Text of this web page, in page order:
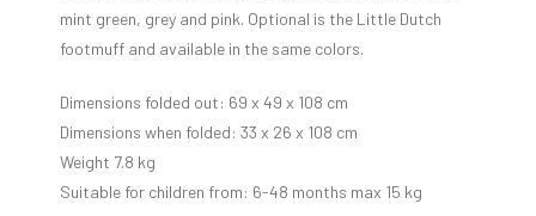
mint green, grey and pink. Optional is the Little Dutch
footmuff and available in the same colors.
Dimensions folded out: 69 x 49 x 108 cm
Dimensions when folded: 33 x 26 x 108 cm
Weight 7.8 kg
Suitable for children from: 6-48 months max 15 kg